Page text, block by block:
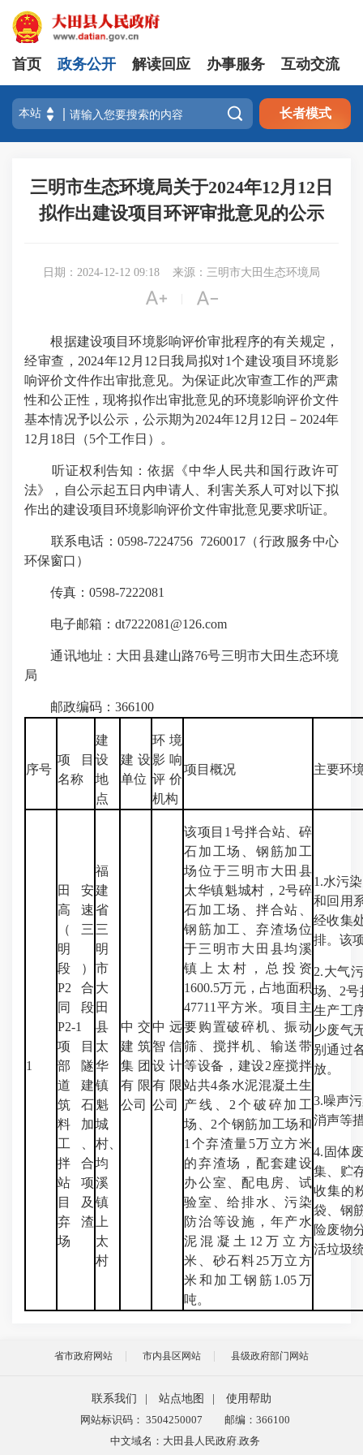
首页 政务公开 解读回应 办事服务 互动交流
 长者模式
三明市生态环境局关于2024年12月12日
拟作出建设项目环评审批意见的公示
日期：2024-12-12 09:18 来源：三明市大田生态环境局
 
根据建设项目环境影响评价审批程序的有关规定，
经审查，2024年12月12日我局拟对1个建设项目环境影
响评价文件作出审批意见。为保证此次审查工作的严肃
性和公正性，现将拟作出审批意见的环境影响评价文件
基本情况予以公示，公示期为2024年12月12日－2024年
12月18日（5个工作日）。
听证权利告知：依据《中华人民共和国行政许可
法》，自公示起五日内申请人、利害关系人可对以下拟
作出的建设项目环境影响评价文件审批意见要求听证。
联系电话：0598-7224756 7260017（行政服务中心
环保窗口）
传真：0598-7222081
电子邮箱：dt7222081@126.com
通讯地址：大田县建山路76号三明市大田生态环境
局
邮政编码：366100
序号
项目
名称
建
设
地
点
建设
单位
环境
影响
评价
机构
项目概况 主要环
1
田安
高速
（三
明
段）
P2合
同段
P2-1
项目
部隧
道建
筑石
料加
工、
拌合
站项
目及
弃渣
场
福
建
省
三
明
市
大
田
县
太
华
镇
魁
城
村、
均
溪
镇
上
太
村
中交
建筑
集团
有限
公司
中远
智信
设计
有限
公司
该项目1号拌合站、碎
石加工场、钢筋加工
场位于三明市大田县
太华镇魁城村，2号碎
石加工场、拌合站、
钢筋加工、弃渣场位
于三明市大田县均溪
镇上太村，总投资
1600.5万元，占地面积
47711平方米。项目主
要购置破碎机、振动
筛、搅拌机、输送带
等设备，建设2座搅拌
站共4条水泥混凝土生
产线、2个破碎加工
场、2个钢筋加工场和
1个弃渣量5万立方米
的弃渣场，配套建设
办公室、配电房、试
验室、给排水、污染
防治等设施，年产水
泥混凝土12万立方
米、砂石料25万立方
米和加工钢筋1.05万
吨。
1.水污
和回用
经收集
排。该
2.大气
场、2号
生产工
少废气
别通过
放。
3.噪声
消声等
4.固体
集、贮
收集的
袋、钢
险废物
活垃圾
省市政府网站 市内县区网站 县级政府部门网站
联系我们 站点地图
使用帮助
网站标识码： 3504250007
邮编：366100
中文域名：大田县人民政府.政务